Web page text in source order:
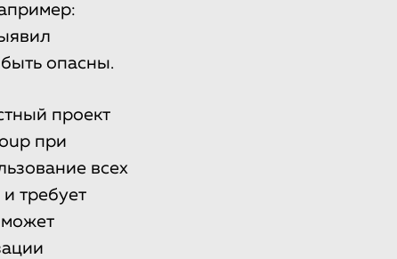
опасны.
проект
при
всех
требует
может